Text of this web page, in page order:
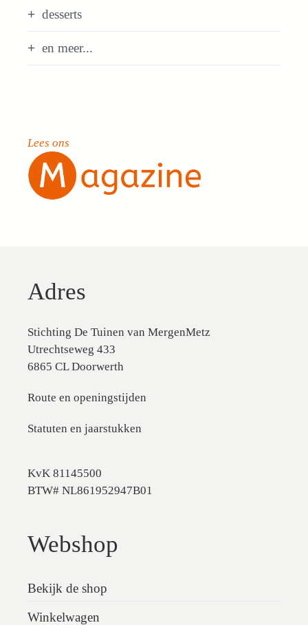
desserts
en meer...
Lees ons
Adres
Stichting De Tuinen van MergenMetz
Utrechtseweg 433
6865 CL Doorwerth
Route en openingstijden
Statuten en jaarstukken
KvK 81145500
BTW# NL861952947B01
Webshop
Bekijk de shop
Winkelwagen